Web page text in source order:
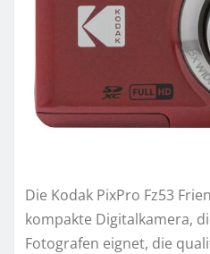
Die Kodak PixPro Fz53
kompakte Digitalkamera,
Fotografen eignet, die